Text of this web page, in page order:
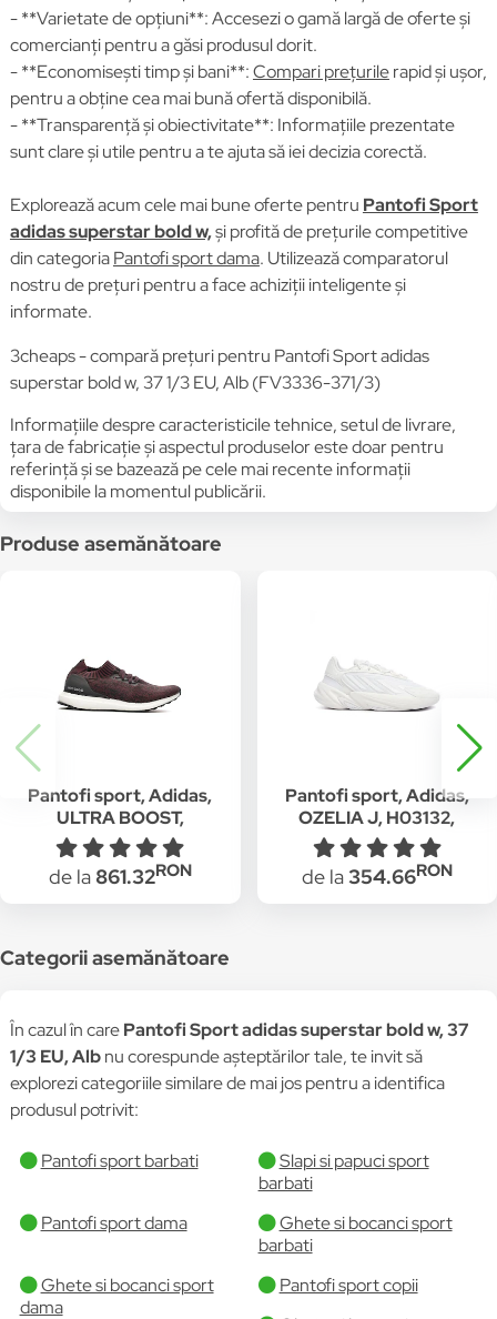
- **Varietate de opțiuni**: Accesezi o gamă largă de oferte și
comercianți pentru a găsi produsul dorit.
- **Economisești timp și bani**:Compari prețurilerapid și ușor,
pentru a obține cea mai bună ofertă disponibilă.
- **Transparență și obiectivitate**: Informațiile prezentate
sunt clare și utile pentru a te ajuta să iei decizia corectă.
Explorează acum cele mai bune oferte pentru Pantofi Sport
adidas superstar bold w,și profită de prețurile competitive
din categoriaPantofi sport dama. Utilizează comparatorul
nostru de prețuri pentru a face achiziții inteligente și
informate.
3cheaps - compară prețuri pentru Pantofi Sport adidas
superstar bold w, 37 1/3 EU, Alb (FV3336-371/3)
Informațiile despre caracteristicile tehnice, setul de livrare,
țara de fabricație și aspectul produselor este doar pentru
referință și se bazează pe cele mai recente informații
disponibile la momentul publicării.
Produse asemănătoare
Pantofi sport, Adidas,
ULTRA BOOST,
BY2552, Textil, Rosu,
36 2/3 EU
de la 861.32RON
Pantofi sport, Adidas,
OZELIA J, H03132,
Textil, Alb, 36 2/3 EU
de la354.66RON
Categorii asemănătoare
În cazul în carePantofi Sport adidas superstar bold w, 37
1/3 EU, Albnu corespunde așteptărilor tale, te invit să
explorezi categoriile similare de mai jos pentru a identifica
produsul potrivit:
Pantofi sport barbati
Slapi si papuci sport
barbati
Pantofi sport dama
Ghete si bocanci sport
barbati
Ghete si bocanci sport
dama
Pantofi sport copii